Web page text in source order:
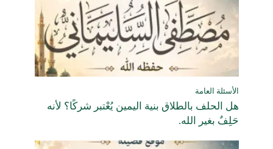
الأسئلة العامة
هل الحلف بالطلاق بنية اليمين يُعْتبر شركًا؟ لأنه
حَلِفٌ بغير الله.